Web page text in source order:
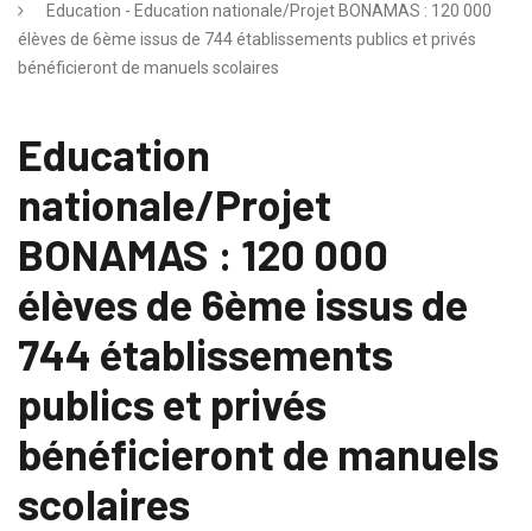
Education - Education nationale/Projet BONAMAS : 120 000
élèves de 6ème issus de 744 établissements publics et privés
bénéficieront de manuels scolaires
Education
nationale/Projet
BONAMAS : 120 000
élèves de 6ème issus de
744 établissements
publics et privés
bénéficieront de manuels
scolaires